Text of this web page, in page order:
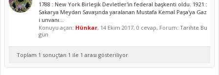
1788 : New York Birleşik Devletler'in federal başkenti oldu. 1921 :
Sakarya Meydan Savaşında yaralanan Mustafa Kemal Paşa'ya Gaz
i unvanı...
Konuyu açan: Hünkar, 14 Ekim 2017, 0 cevap, Forum: Tarihte Bu
gün
Toplam 1 sonuçtan 1 ile 1 arası gösteriliyor